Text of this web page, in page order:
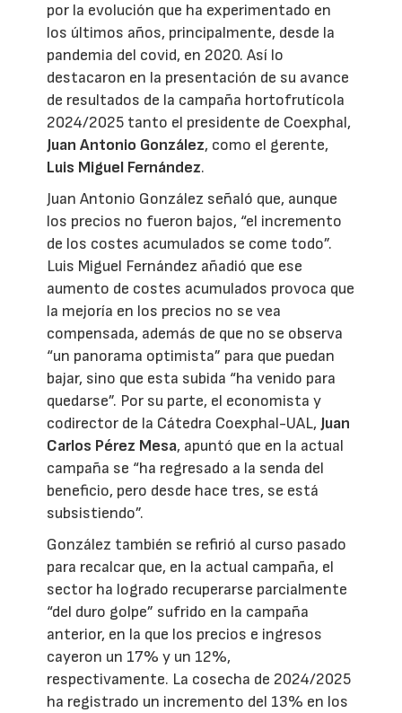
por la evolución que ha experimentado en
los últimos años, principalmente, desde la
pandemia del covid, en 2020. Así lo
destacaron en la presentación de su avance
de resultados de la campaña hortofrutícola
2024/2025 tanto el presidente de Coexphal,
Juan Antonio González, como el gerente,
Luis Miguel Fernández.
Juan Antonio González señaló que, aunque
los precios no fueron bajos, “el incremento
de los costes acumulados se come todo”.
Luis Miguel Fernández añadió que ese
aumento de costes acumulados provoca que
la mejoría en los precios no se vea
compensada, además de que no se observa
“un panorama optimista” para que puedan
bajar, sino que esta subida “ha venido para
quedarse”. Por su parte, el economista y
codirector de la Cátedra Coexphal-UAL,Juan
Carlos Pérez Mesa, apuntó que en la actual
campaña se “ha regresado a la senda del
beneficio, pero desde hace tres, se está
subsistiendo”.
González también se refirió al curso pasado
para recalcar que, en la actual campaña, el
sector ha logrado recuperarse parcialmente
“del duro golpe” sufrido en la campaña
anterior, en la que los precios e ingresos
cayeron un 17% y un 12%,
respectivamente. La cosecha de 2024/2025
ha registrado un incremento del 13% en los